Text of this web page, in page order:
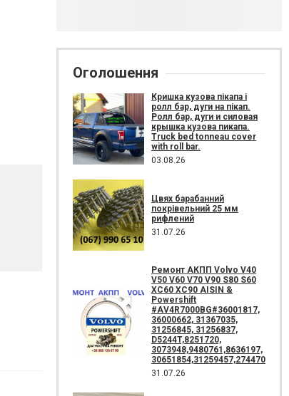
Оголошення
Кришка кузова пікапа і
ролл бар, дуги на пікап.
Ролл бар, дуги и силовая
крышка кузова пикапа.
Truck bed tonneau cover
with roll bar.
03.08.26
Цвях барабанний
покрівельний 25 мм
рифлений
31.07.26
Ремонт АКПП Volvo V40
V50 V60 V70 V90 S80 S60
XC60 XC90 AISIN &
Powershift
#AV4R7000BG#36001817,
36000662, 31367035,
31256845, 31256837,
D5244T,8251720,
3073948,9480761,8636197,
30651854,31259457,274470
31.07.26